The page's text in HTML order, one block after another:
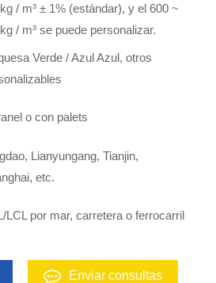
/ m³ ± 1% (estándar), y el 600 ~
/ m³ se puede personalizar.
Verde / Azul Azul, otros
o con palets
Lianyungang, Tianjin,
etc.
LCL por mar, carretera o ferrocarril
Enviar consultas